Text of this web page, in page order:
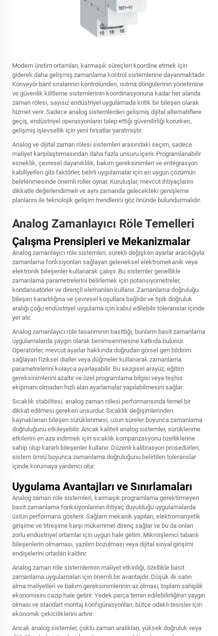
Modern üretim ortamları, karmaşık süreçleri koordine etmek için
giderek daha gelişmiş zamanlama kontrol sistemlerine dayanmaktadır.
Konveyör bant sıralarının kontrolünden, ısıtma döngülerinin yönetimine
ve güvenlik kilitleme sistemlerinin koordinasyonuna kadar her alanda
zaman rölesi, sayısız endüstriyel uygulamada kritik bir bileşen olarak
hizmet verir. Sadece analog sistemlerden gelişmiş dijital alternatiflere
geçiş, endüstriyel operasyonların talep ettiği güvenilirliği korurken,
gelişmiş işlevsellik için yeni fırsatlar yaratmıştır.
Analog ve dijital zaman rölesi sistemleri arasındaki seçim, sadece
maliyet karşılaştırmasından daha fazla unsuru içerir. Programlanabilir
esneklik, çevresel dayanıklılık, bakım gereksinimleri ve entegrasyon
kabiliyetleri gibi faktörler, belirli uygulamalar için en uygun çözümün
belirlenmesinde önemli roller oynar. Kuruluşlar, mevcut ihtiyaçlarını
dikkatle değerlendirmeli ve aynı zamanda gelecekteki genişleme
planlarını ile teknolojik gelişim trendlerini göz önünde bulundurmalıdır.
Analog Zamanlayıcı Röle Temelleri
Çalışma Prensipleri ve Mekanizmalar
Analog zamanlayıcı röle sistemleri, süreklı değişken ayarlar aracılığıyla
zamanlama fonksiyonları sağlayan geleneksel elektromekanik veya
elektronik bileşenler kullanarak çalışır. Bu sistemler genellikle
zamanlama parametrelerini belirlemek için potansiyometreler,
kondansatörler ve dirençli elemanları kullanır. Zamanlama doğruluğu
bileşen kararlılığına ve çevresel koşullara bağlıdır ve tipik doğruluk
aralığı çoğu endüstriyel uygulama için kabul edilebilir toleranslar içinde
yer alır.
Analog zamanlayıcı röle tasarımının basitliği, bunların basit zamanlama
uygulamalarda yaygın olarak benimsenmesine katkıda bulunur.
Operatörler, mevcut ayarlar hakkında doğrudan görsel geri bildirim
sağlayan fiziksel dialler veya düğmeler kullanarak zamanlama
parametrelerini kolayca ayarlayabilir. Bu sezgisel arayüz, eğitim
gereksinimlerini azaltır ve özel programlama bilgisi veya teşhis
ekipmanı olmadan hızlı alan ayarlamalar yapılabilmesini sağlar.
Sıcaklık stabilitesi, analog zaman rölesi performansında temel bir
dikkat edilmesi gereken unsurdur. Sıcaklık değişimlerinden
kaynaklanan bileşen sürüklenmesi, uzun süreler boyunca zamanlama
doğruluğunu etkileyebilir. Ancak kaliteli analog sistemler, sürüklenme
etkilerini en aza indirmek için sıcaklık kompanzasyonu özelliklerine
sahip olup kararlı bileşenler kullanır. Düzenli kalibrasyon prosedürleri,
sistem ömrü boyunca zamanlama doğruluğunu belirtilen toleranslar
içinde korumaya yardımcı olur.
Uygulama Avantajları ve Sınırlamaları
Analog zaman röle sistemleri, karmaşık programlama gerektirmeyen
basit zamanlama fonksiyonlarının ihtiyaç duyulduğu uygulamalarda
üstün performans gösterir. Sağlam mekanik yapıları, elektromanyetik
girişime ve titreşime karşı mükemmel direnç sağlar ve bu da onları
zorlu endüstriyel ortamlar için uygun hale getirir. Mikroişlemci tabanlı
bileşenlerin olmaması, yazılım bozulması veya dijital sinyal girişimi
endişelerini ortadan kaldırır.
Analog zaman röle sistemlerinin maliyet etkinliği, özellikle basit
zamanlama uygulamaları için önemli bir avantajdır. Düşük ilk satın
alma maliyetleri ve bakım gereksinimlerinin az olması, toplam sahiplik
ekonomisini cazip hale getirir. Yedek parça temin edilebilirliğinin yaygın
olması ve standart montaj konfigürasyonları, bütçe odaklı tesisler için
ekonomik çekiciliklerini artırır.
Ancak analog sistemler, çoklu zaman aralıkları, yüksek doğruluk veya